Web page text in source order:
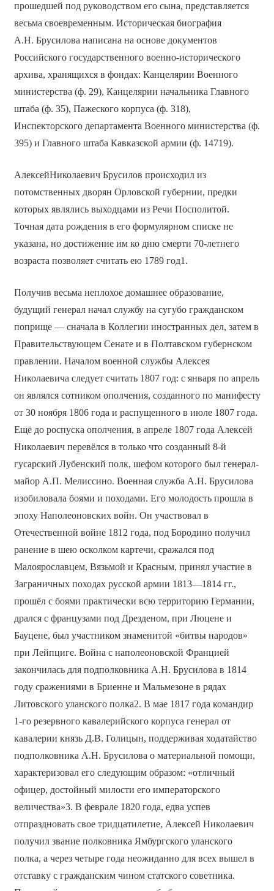
прошедшей под руководством его сына, представляется
весьма своевременным. Историческая биография
А.Н. Брусилова написана на основе документов
Российского государственного военно-исторического
архива, хранящихся в фондах: Канцелярии Военного
министерства (ф. 29), Канцелярии начальника Главного
штаба (ф. 35), Пажеского корпуса (ф. 318),
Инспекторского департамента Военного министерства (ф.
395) и Главного штаба Кавказской армии (ф. 14719).
АлексейНиколаевич Брусилов происходил из
потомственных дворян Орловской губернии, предки
которых являлись выходцами из Речи Посполитой.
Точная дата рождения в его формулярном списке не
указана, но достижение им ко дню смерти 70-летнего
возраста позволяет считать ею 1789 год1.
Получив весьма неплохое домашнее образование,
будущий генерал начал службу на сугубо гражданском
поприще — сначала в Коллегии иностранных дел, затем в
Правительствующем Сенате и в Полтавском губернском
правлении. Началом военной службы Алексея
Николаевича следует считать 1807 год: с января по апрель
он являлся сотником ополчения, созданного по манифесту
от 30 ноября 1806 года и распущенного в июле 1807 года.
Ещё до роспуска ополчения, в апреле 1807 года Алексей
Николаевич перевёлся в только что созданный 8-й
гусарский Лубенский полк, шефом которого был генерал-
майор А.П. Мелиссино. Военная служба А.Н. Брусилова
изобиловала боями и походами. Его молодость прошла в
эпоху Наполеоновских войн. Он участвовал в
Отечественной войне 1812 года, под Бородино получил
ранение в шею осколком картечи, сражался под
Малоярославцем, Вязьмой и Красным, принял участие в
Заграничных походах русской армии 1813—1814 гг.,
прошёл с боями практически всю территорию Германии,
дрался с французами под Дрезденом, при Люцене и
Бауцене, был участником знаменитой «битвы народов»
при Лейпциге. Война с наполеоновской Францией
закончилась для подполковника А.Н. Брусилова в 1814
году сражениями в Бриенне и Мальмезоне в рядах
Литовского уланского полка2. В мае 1817 года командир
1-го резервного кавалерийского корпуса генерал от
кавалерии князь Д.В. Голицын, поддерживая ходатайство
подполковника А.Н. Брусилова о материальной помощи,
характеризовал его следующим образом: «отличный
офицер, достойный милости его императорского
величества»3. В феврале 1820 года, едва успев
отпраздновать свое тридцатилетие, Алексей Николаевич
получил звание полковника Ямбургского уланского
полка, а через четыре года неожиданно для всех вышел в
отставку с гражданским чином статского советника.